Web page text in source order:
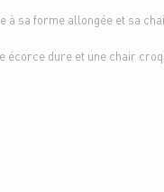
à sa forme allongée et sa
écorce dure et une chair